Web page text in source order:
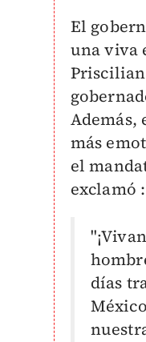
El
una viva
Además,
más
el
exclamó :
días